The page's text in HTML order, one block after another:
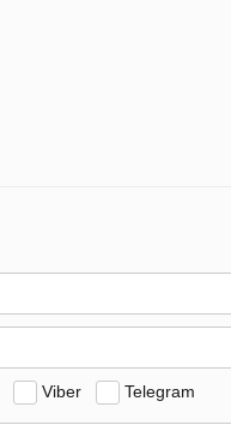
Viber Telegram